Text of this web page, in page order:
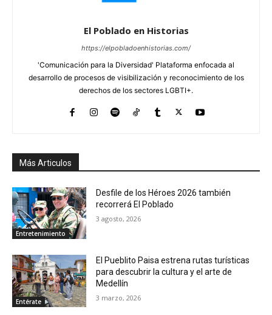
El Poblado en Historias
https://elpobladoenhistorias.com/
'Comunicación para la Diversidad' Plataforma enfocada al
desarrollo de procesos de visibilización y reconocimiento de los
derechos de los sectores LGBTI+.
Más Articulos
Entretenimiento
Desfile de los Héroes 2026 también
recorrerá El Poblado
3 agosto, 2026
Entérate
El Pueblito Paisa estrena rutas turísticas
para descubrir la cultura y el arte de
Medellín
3 marzo, 2026